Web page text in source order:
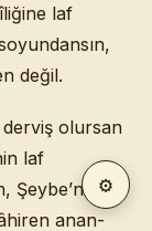
laf
değil.
derviş olursan
laf
anan-
⚙